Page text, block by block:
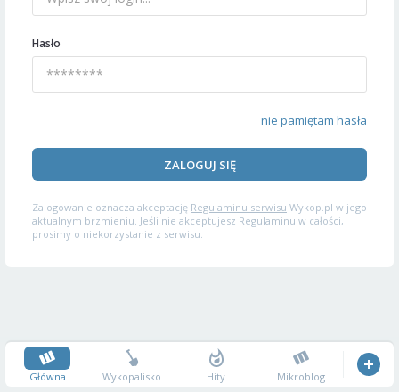
Hasło
nie pamiętam hasła
ZALOGUJ SIĘ
Zalogowanie oznacza akceptację Regulaminu serwisu Wykop.pl w jego
aktualnym brzmieniu. Jeśli nie akceptujesz Regulaminu w całości,
prosimy o niekorzystanie z serwisu.
Główna Wykopalisko Hity Mikroblog